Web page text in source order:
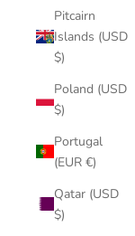
Pitcairn
Islands (USD
$)
Poland (USD
$)
Portugal
(EUR €)
Qatar (USD
$)